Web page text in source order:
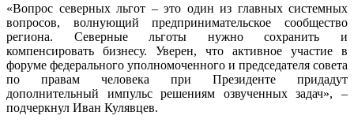
«Вопрос северных льгот – это один из главных системных
вопросов, волнующий предпринимательское сообщество
региона. Северные льготы нужно сохранить и
компенсировать бизнесу. Уверен, что активное участие в
форуме федерального уполномоченного и председателя совета
по правам человека при Президенте придадут
дополнительный импульс решениям озвученных задач», –
подчеркнул Иван Кулявцев.